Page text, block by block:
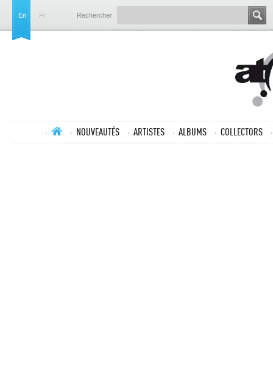
En Fr Rechercher
NOUVEAUTÉS ARTISTES ALBUMS COLLECTORS